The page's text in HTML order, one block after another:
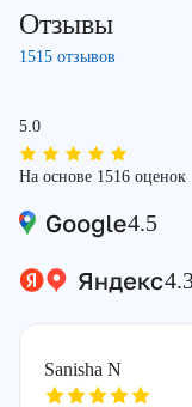
Отзывы
1515 отзывов
5.0
На основе 1516 оценок
4.5
Sanisha N